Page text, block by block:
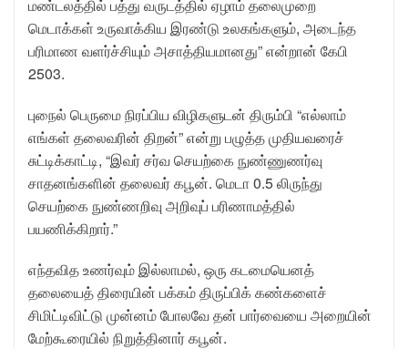
மண்டலத்தில் பத்து வருடத்தில் ஏழாம் தலைமுறை
மெடாக்கள் உருவாக்கிய இரண்டு உலகங்களும், அடைந்த
பரிமாண வளர்ச்சியும் அசாத்தியமானது” என்றான் கேபி
2503.
புநைல் பெருமை நிரப்பிய விழிகளுடன் திரும்பி “எல்லாம்
எங்கள் தலைவரின் திறன்” என்று பழுத்த முதியவரைச்
சுட்டிக்காட்டி, “இவர் சர்வ செயற்கை நுண்ணுணர்வு
சாதனங்களின் தலைவர் கபூன். மெடா 0.5 லிருந்து
செயற்கை நுண்ணறிவு அறிவுப் பரிணாமத்தில்
பயணிக்கிறார்.”
எந்தவித உணர்வும் இல்லாமல், ஒரு கடமையெனத்
தலையைத் திரையின் பக்கம் திருப்பிக் கண்களைச்
சிமிட்டிவிட்டு முன்னம் போலவே தன் பார்வையை அறையின்
மேற்கூரையில் நிறுத்தினார் கபூன்.